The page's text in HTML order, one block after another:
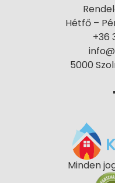
Hétfő –
+36
5000
Minden